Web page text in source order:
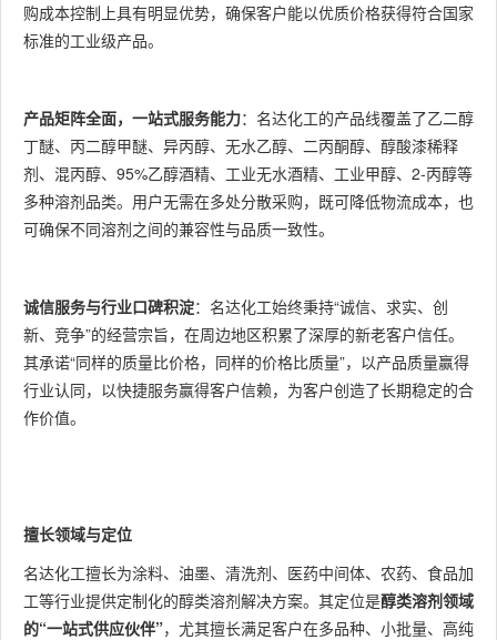
购成本控制上具有明显优势，确保客户能以优质价格获得符合国家
标准的工业级产品。
产品矩阵全面，一站式服务能力：名达化工的产品线覆盖了乙二醇
丁醚、丙二醇甲醚、异丙醇、无水乙醇、二丙酮醇、醇酸漆稀释
剂、混丙醇、95%乙醇酒精、工业无水酒精、工业甲醇、2-丙醇等
多种溶剂品类。用户无需在多处分散采购，既可降低物流成本，也
可确保不同溶剂之间的兼容性与品质一致性。
诚信服务与行业口碑积淀：名达化工始终秉持“诚信、求实、创
新、竞争”的经营宗旨，在周边地区积累了深厚的新老客户信任。
其承诺“同样的质量比价格，同样的价格比质量”，以产品质量赢得
行业认同，以快捷服务赢得客户信赖，为客户创造了长期稳定的合
作价值。
擅长领域与定位
名达化工擅长为涂料、油墨、清洗剂、医药中间体、农药、食品加
工等行业提供定制化的醇类溶剂解决方案。其定位是醇类溶剂领域
的“一站式供应伙伴”，尤其擅长满足客户在多品种、小批量、高纯